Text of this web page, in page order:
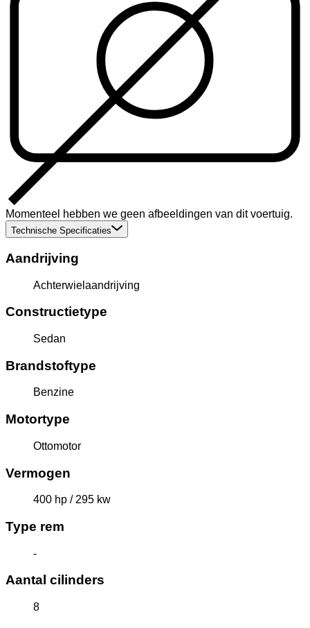
Momenteel hebben we geen afbeeldingen van dit voertuig.
Technische Specificaties
Aandrijving
Achterwielaandrijving
Constructietype
Sedan
Brandstoftype
Benzine
Motortype
Ottomotor
Vermogen
400 hp / 295 kw
Type rem
-
Aantal cilinders
8